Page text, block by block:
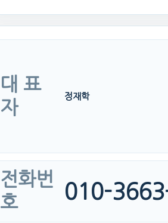
대 표
자
정재학
전화번
호
010-